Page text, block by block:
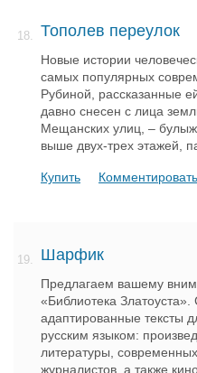
18. Тополев переулок
Новые истории
самых популярных
Рубиной, рассказанные
давно снесен с лица
Мещанских улиц, –
выше двух-трех этажей,
Купить Комментировать
19. Шарфик
Предлагаем вашему
«Библиотека
адаптированные тексты
русским языком:
литературы,
журналистов, а также